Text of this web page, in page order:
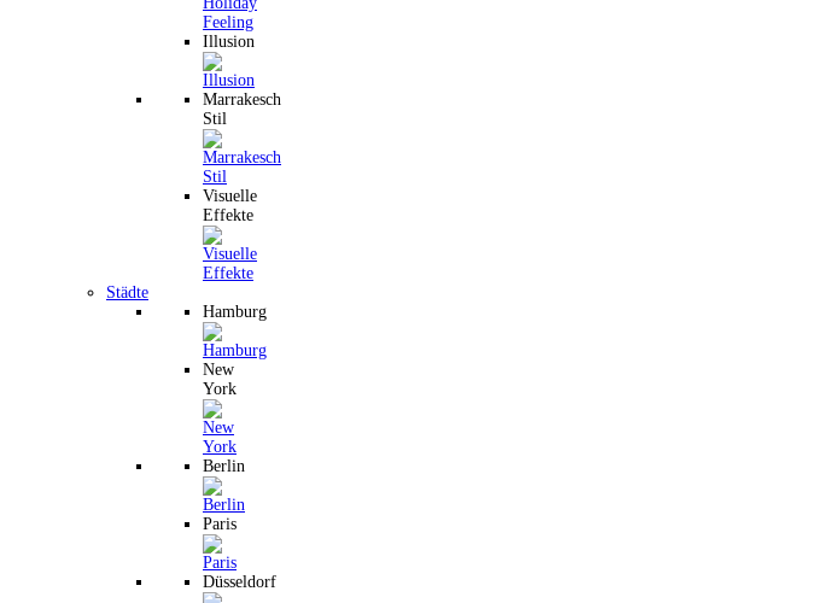
Illusion
Marrakesch
Stil
Visuelle
Effekte
Städte
Hamburg
New
York
Berlin
Paris
Düsseldorf